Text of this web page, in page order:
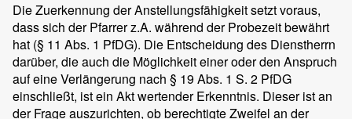
Die Zuerkennung der Anstellungsfähigkeit setzt voraus,
dass sich der Pfarrer z.A. während der Probezeit bewährt
hat (§ 11 Abs. 1 PfDG). Die Entscheidung des Dienstherrn
darüber, die auch die Möglichkeit einer oder den Anspruch
auf eine Verlängerung nach § 19 Abs. 1 S. 2 PfDG
einschließt, ist ein Akt wertender Erkenntnis. Dieser ist an
der Frage auszurichten, ob berechtigte Zweifel an der